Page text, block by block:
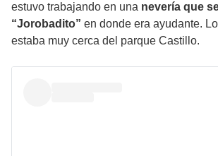
estuvo trabajando en una nevería que
“Jorobadito” en donde era ayudante.
estaba muy cerca del parque Castillo.